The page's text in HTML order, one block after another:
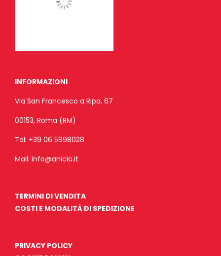
INFORMAZIONI
Via San Francesco a Ripa, 67
00153, Roma (RM)
Tel: +39 06 5898028
Mail: info@anicia.it
TERMINI DI VENDITA
COSTI E MODALITÀ DI SPEDIZIONE
PRIVACY POLICY